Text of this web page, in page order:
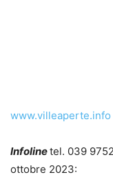
www.villeaperte.info
Infolinetel. 039
ottobre 2023: